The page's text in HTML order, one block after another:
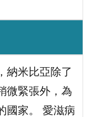
納米比亞除了
微緊張外，為
國家。 愛滋病